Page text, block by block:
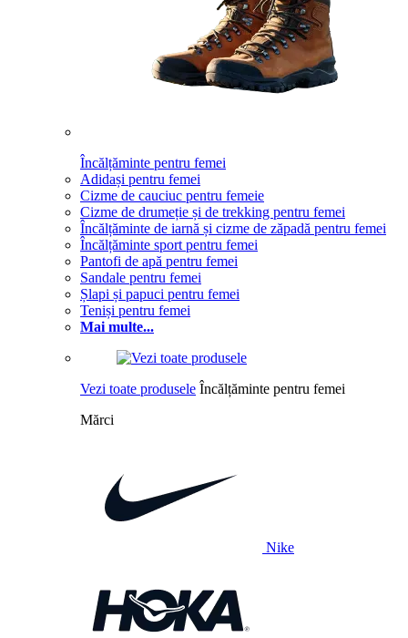
Încălțăminte pentru femei
Adidași pentru femei
Cizme de cauciuc pentru femeie
Cizme de drumeție și de trekking pentru femei
Încălțăminte de iarnă și cizme de zăpadă pentru femei
Încălțăminte sport pentru femei
Pantofi de apă pentru femei
Sandale pentru femei
Șlapi și papuci pentru femei
Teniși pentru femei
Mai multe...
Vezi toate produsele Încălțăminte pentru femei
Mărci
Nike